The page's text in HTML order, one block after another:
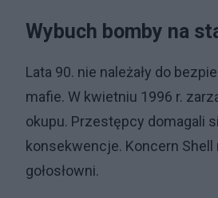
Wybuch bomby na
Lata 90. nie należały do
mafie. W kwietniu 1996 r.
okupu. Przestępcy domagali
konsekwencje. Koncern Shell
gołosłowni.